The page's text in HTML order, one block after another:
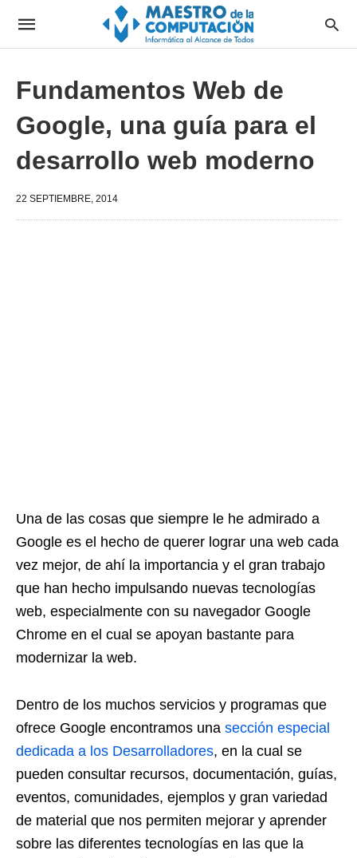
Fundamentos Web de
Google, una guía para el
desarrollo web moderno
22 SEPTIEMBRE, 2014
Una de las cosas que siempre le he admirado a
Google es el hecho de querer lograr una web cada
vez mejor, de ahí la importancia y el gran trabajo
que han hecho impulsando nuevas tecnologías
web, especialmente con su navegador Google
Chrome en el cual se apoyan bastante para
modernizar la web.
Dentro de los muchos servicios y programas que
ofrece Google encontramos una sección especial
dedicada a los Desarrolladores, en la cual se
pueden consultar recursos, documentación, guías,
eventos, comunidades, ejemplos y gran variedad
de material que nos permiten mejorar y aprender
sobre las diferentes tecnologías en las que la